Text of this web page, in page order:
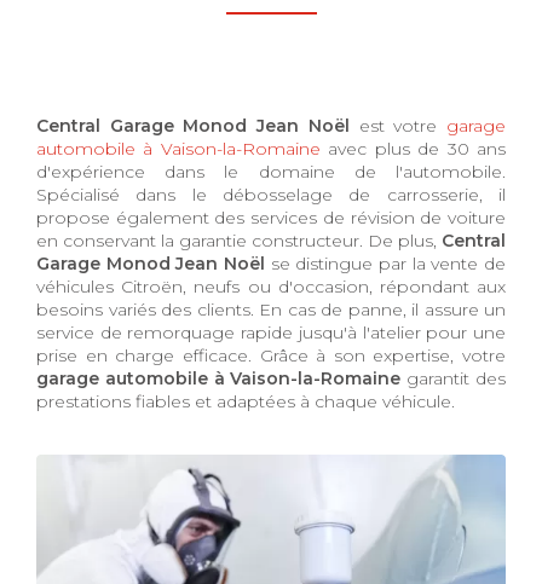
Central Garage Monod Jean Noël est votre garage
automobile à Vaison-la-Romaine avec plus de 30 ans
d'expérience dans le domaine de l'automobile.
Spécialisé dans le débosselage de carrosserie, il
propose également des services de révision de voiture
en conservant la garantie constructeur. De plus, Central
Garage Monod Jean Noël se distingue par la vente de
véhicules Citroën, neufs ou d'occasion, répondant aux
besoins variés des clients. En cas de panne, il assure un
service de remorquage rapide jusqu'à l'atelier pour une
prise en charge efficace. Grâce à son expertise, votre
garage automobile à Vaison-la-Romaine garantit des
prestations fiables et adaptées à chaque véhicule.